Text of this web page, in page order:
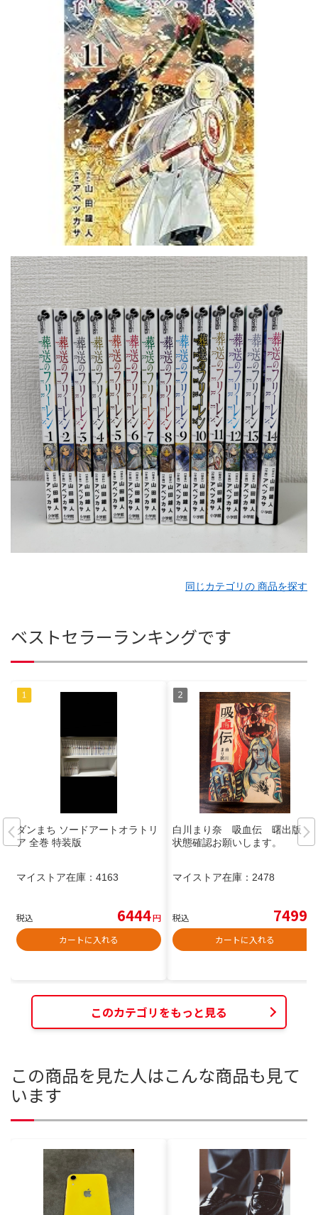
同じカテゴリの 商品を探す
ベストセラーランキングです
ダンまち ソードアートオラトリ
ア 全巻 特装版
マイストア在庫： 4163
税込 6444円
カートに入れる
白川まり奈 吸血伝 曙出版
状態確認お願いします。
マイストア在庫： 2478
税込 7499
カートに入れる
このカテゴリをもっと見る
この商品を見た人はこんな商品も見て
います